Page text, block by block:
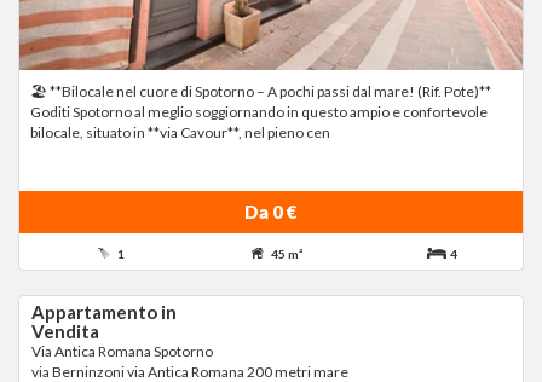
🏖️ **Bilocale nel cuore di Spotorno – A pochi passi dal mare! (Rif. Pote)**
Goditi Spotorno al meglio soggiornando in questo ampio e confortevole
bilocale, situato in **via Cavour**, nel pieno cen
Da 0 €
1 45 m² 4
Appartamento in
Vendita
Via Antica Romana Spotorno
via Berninzoni via Antica Romana 200 metri mare